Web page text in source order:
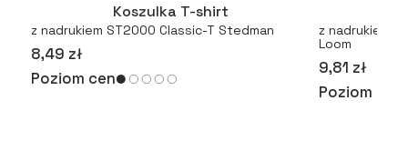
Więcej
Koszulka T-shirt
z nadrukiem ST2000 Classic-T Stedman
8,49 zł
Poziom cen
z nadrukiem
Loom
9,81 zł
Poziom cen